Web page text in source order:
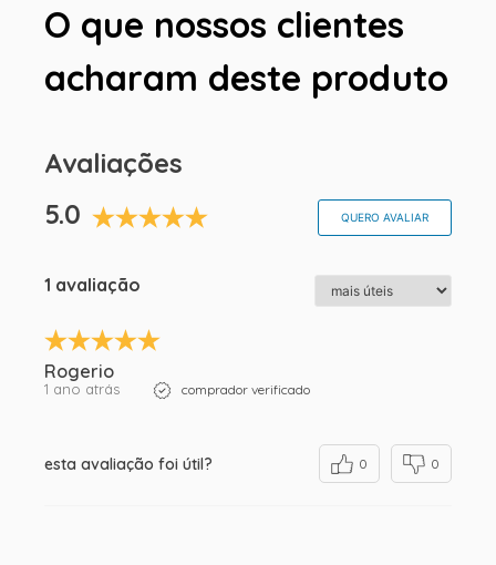
O que nossos clientes
acharam deste produto
Avaliações
5.0
QUERO AVALIAR
1 avaliação
Rogerio
1 ano atrás comprador verificado
esta avaliação foi útil? 0 0